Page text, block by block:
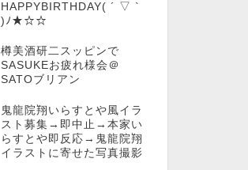
HAPPYBIRTHDAY( ´ ▽ `
)ﾉ★☆☆
樽美酒研二スッピンで
SASUKEお疲れ様会＠
SATOブリアン
鬼龍院翔いらすとや風イラ
スト募集→即中止→本家い
らすとや即反応→鬼龍院翔
イラストに寄せた写真撮影